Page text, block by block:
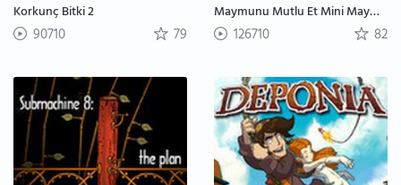
Korkunç Bitki 2
90710 79
Maymunu Mutlu Et Mini Maymunlar
126710 82